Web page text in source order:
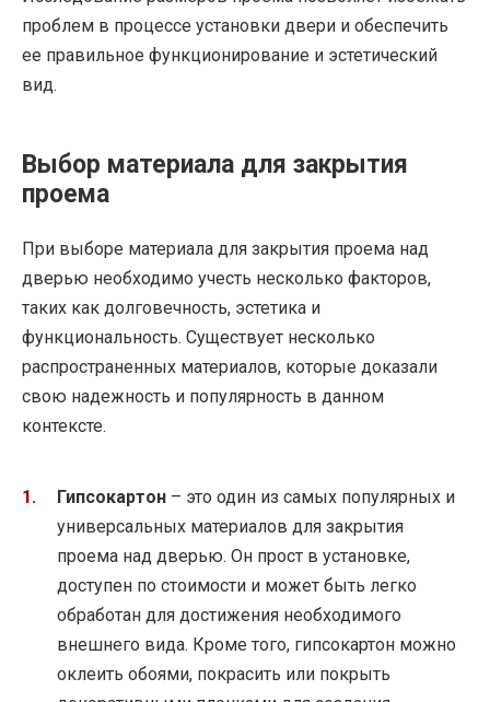
проблем в процессе установки двери и обеспечить
ее правильное функционирование и эстетический
вид.
Выбор материала для закрытия
проема
При выборе материала для закрытия проема над
дверью необходимо учесть несколько факторов,
таких как долговечность, эстетика и
функциональность. Существует несколько
распространенных материалов, которые доказали
свою надежность и популярность в данном
контексте.
Гипсокартон – это один из самых популярных и
универсальных материалов для закрытия
проема над дверью. Он прост в установке,
доступен по стоимости и может быть легко
обработан для достижения необходимого
внешнего вида. Кроме того, гипсокартон можно
оклеить обоями, покрасить или покрыть